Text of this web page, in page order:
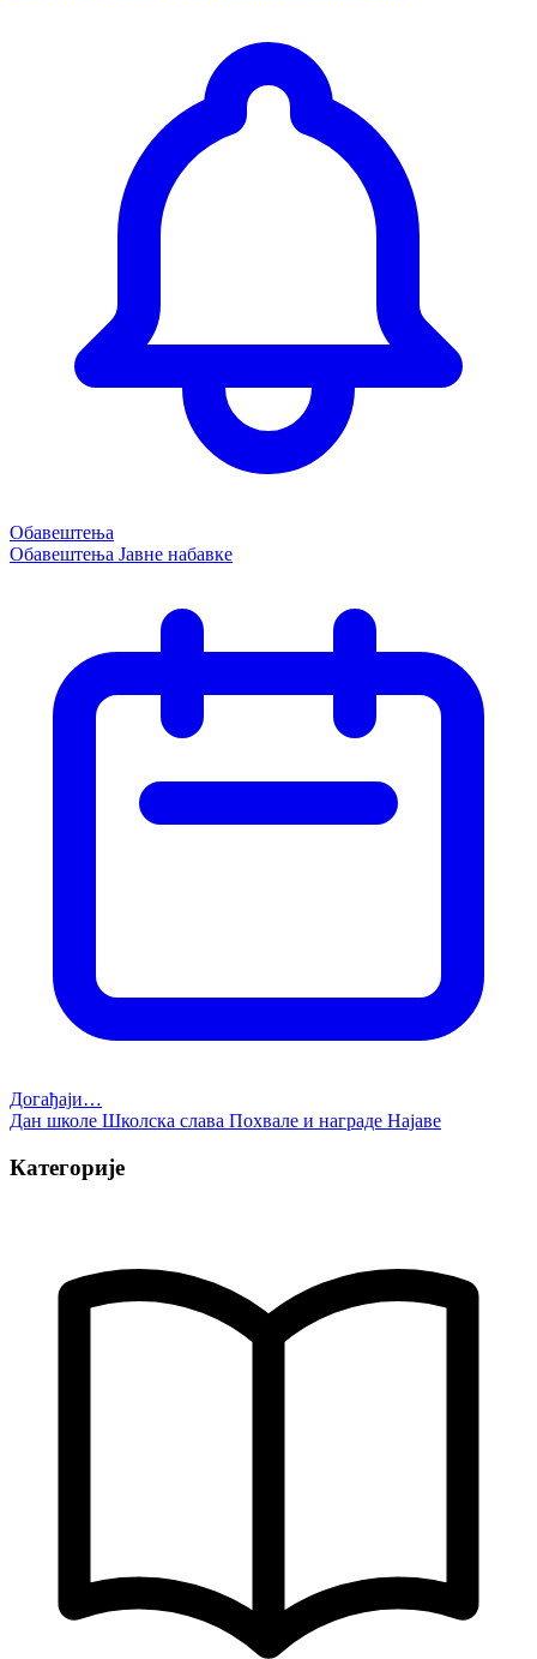
Обавештења
Обавештења Јавне набавке
Догађаји…
Дан школе Школска слава Похвале и награде Најаве
Категорије